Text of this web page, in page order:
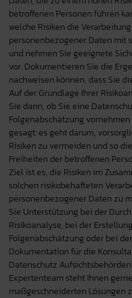
betroffenen Personen führen
welche Risiken die Verarbeitung
personenbezogener Daten mit
und nehmen Sie geeignete
vor. Dokumentieren Sie die
nachweisen können, dass Sie
Auf der Grundlage Ihrer
Sie dann, ob Sie eine
Folgenabschätzung vornehmen
gesagt: es geht darum,
Risiken zu vermeiden und so
Freiheiten der betroffenen
Ziel ist es, die Risiken im
solchen risikobehafteten
personenbezogener Daten zu
Sie Unterstützung bei der
Risikoanalyse, bei der
Folgenabschätzung oder bei
Dokumentation für die
Datenschutz
Expertenteam steht Ihnen
maßgeschneiderten Lösungen